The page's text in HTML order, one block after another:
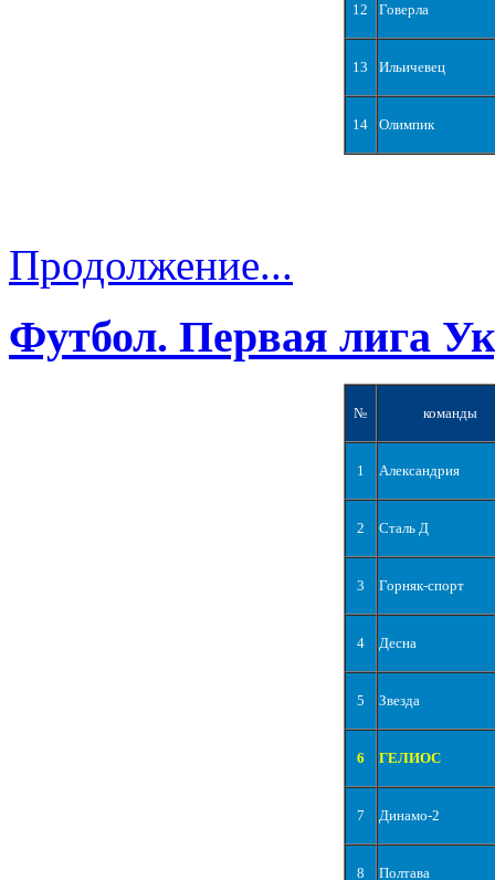
12 Говерла
13 Ильичевец
14 Олимпик
Продолжение...
Футбол. Первая лига
№ команды
1 Александрия
2 Сталь Д
3 Горняк-спорт
4 Десна
5 Звезда
6 ГЕЛИОС
7 Динамо-2
8 Полтава